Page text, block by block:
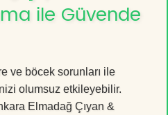
ile Güvende
ve böcek sorunları ile
olumsuz etkileyebilir.
Elmadağ Çıyan &